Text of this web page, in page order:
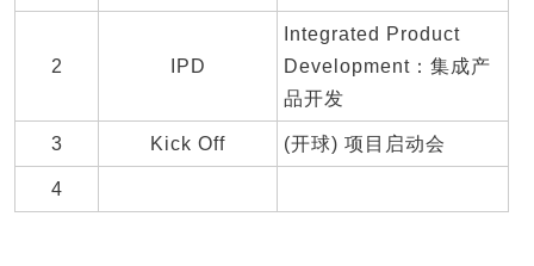
2 IPD
Integrated Product
Development：集成产
品开发
3 Kick Off (开球) 项目启动会
4